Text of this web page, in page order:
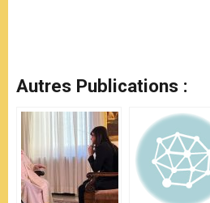
Autres Publications :